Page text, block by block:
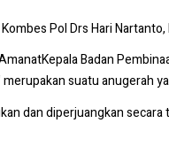
Pol Drs Hari
Badan
suatu anugerah
dan diperjuangkan